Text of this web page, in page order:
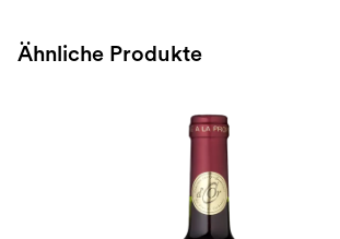
Ähnliche Produkte